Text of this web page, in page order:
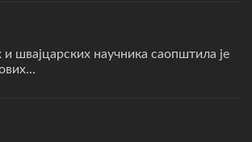
и швајцарских научника саопштила је